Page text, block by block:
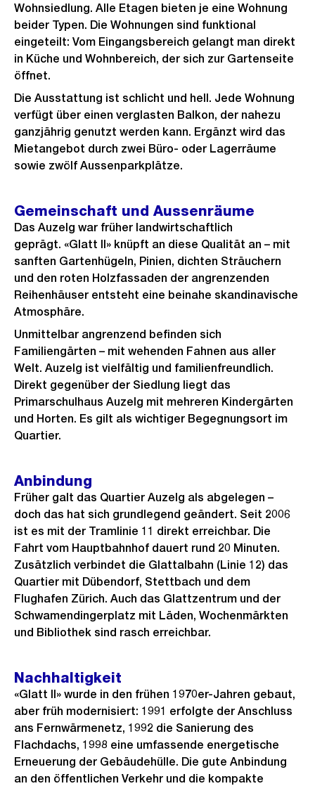
Wohnsiedlung. Alle Etagen bieten je eine Wohnung
beider Typen. Die Wohnungen sind funktional
eingeteilt: Vom Eingangsbereich gelangt man direkt
in Küche und Wohnbereich, der sich zur Gartenseite
öffnet.
Die Ausstattung ist schlicht und hell. Jede Wohnung
verfügt über einen verglasten Balkon, der nahezu
ganzjährig genutzt werden kann. Ergänzt wird das
Mietangebot durch zwei Büro- oder Lagerräume
sowie zwölf Aussenparkplätze.
Gemeinschaft und Aussenräume
Das Auzelg war früher landwirtschaftlich
geprägt. «Glatt II» knüpft an diese Qualität an – mit
sanften Gartenhügeln, Pinien, dichten Sträuchern
und den roten Holzfassaden der angrenzenden
Reihenhäuser entsteht eine beinahe skandinavische
Atmosphäre.
Unmittelbar angrenzend befinden sich
Familiengärten – mit wehenden Fahnen aus aller
Welt. Auzelg ist vielfältig und familienfreundlich.
Direkt gegenüber der Siedlung liegt das
Primarschulhaus Auzelg mit mehreren Kindergärten
und Horten. Es gilt als wichtiger Begegnungsort im
Quartier.
Anbindung
Früher galt das Quartier Auzelg als abgelegen –
doch das hat sich grundlegend geändert. Seit 2006
ist es mit der Tramlinie 11 direkt erreichbar. Die
Fahrt vom Hauptbahnhof dauert rund 20 Minuten.
Zusätzlich verbindet die Glattalbahn (Linie 12) das
Quartier mit Dübendorf, Stettbach und dem
Flughafen Zürich. Auch das Glattzentrum und der
Schwamendingerplatz mit Läden, Wochenmärkten
und Bibliothek sind rasch erreichbar.
Nachhaltigkeit
«Glatt II» wurde in den frühen 1970er-Jahren gebaut,
aber früh modernisiert: 1991 erfolgte der Anschluss
ans Fernwärmenetz, 1992 die Sanierung des
Flachdachs, 1998 eine umfassende energetische
Erneuerung der Gebäudehülle. Die gute Anbindung
an den öffentlichen Verkehr und die kompakte